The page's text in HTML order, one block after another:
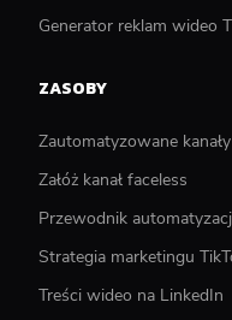
Generator reklam wideo
ZASOBY
Zautomatyzowane
Załóż kanał faceless
Przewodnik
Strategia marketingu
Treści wideo na LinkedIn